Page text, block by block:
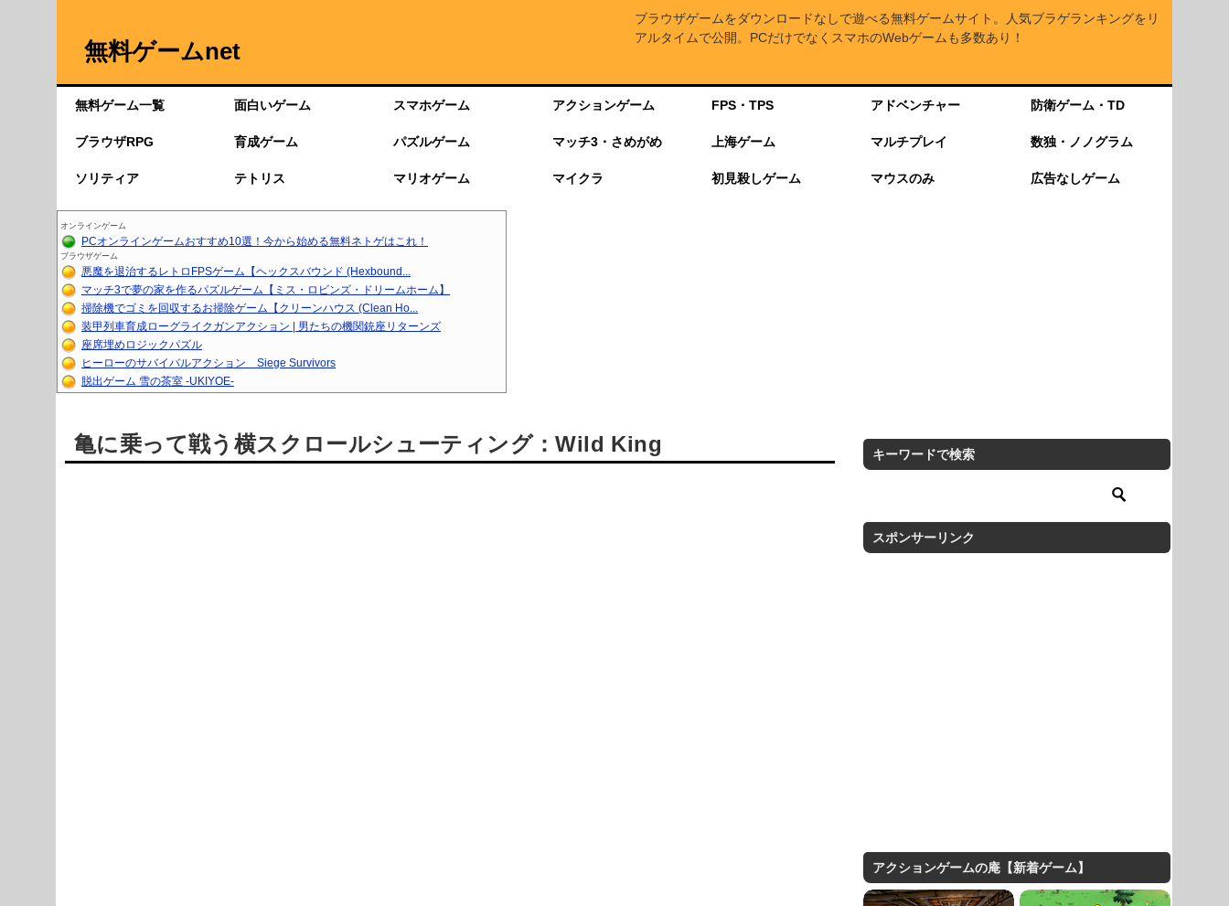
無料ゲームnet
ブラウザゲームをダウンロードなしで遊べる無料ゲームサイト。人気ブラゲランキングをリ
アルタイムで公開。PCだけでなくスマホのWebゲームも多数あり！
無料ゲーム一覧 面白いゲーム スマホゲーム アクションゲーム FPS・TPS アドベンチャー 防衛ゲーム・TD
ブラウザRPG 育成ゲーム パズルゲーム マッチ3・さめがめ 上海ゲーム マルチプレイ 数独・ノノグラム
ソリティア テトリス マリオゲーム マイクラ 初見殺しゲーム マウスのみ 広告なしゲーム
オンラインゲーム
PCオンラインゲームおすすめ10選！今から始める無料ネトゲはこれ！
ブラウザゲーム
悪魔を退治するレトロFPSゲーム【ヘックスバウンド (Hexbound...
マッチ3で夢の家を作るパズルゲーム【ミス・ロビンズ・ドリームホーム】
掃除機でゴミを回収するお掃除ゲーム【クリーンハウス (Clean Ho...
装甲列車育成ローグライクガンアクション | 男たちの機関銃座リターンズ
座席埋めロジックパズル
ヒーローのサバイバルアクション Siege Survivors
脱出ゲーム 雪の茶室 -UKIYOE-
亀に乗って戦う横スクロールシューティング：Wild King キーワードで検索
スポンサーリンク
アクションゲームの庵【新着ゲーム】